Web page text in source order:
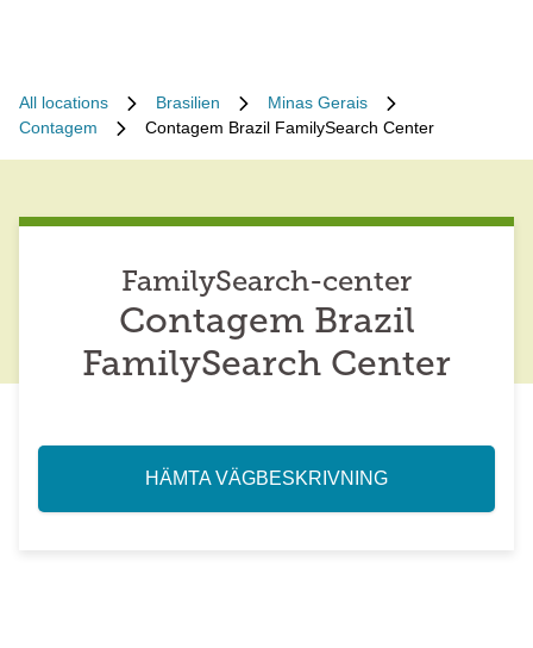
All locations Brasilien
Minas Gerais
Contagem
Contagem Brazil FamilySearch Center
FamilySearch-center
Contagem Brazil
FamilySearch Center
HÄMTA VÄGBESKRIVNING